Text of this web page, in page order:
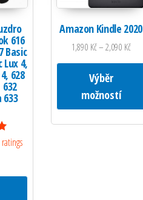
616
Basic
Lux 4,
628
633
Tento produkt má více variant.
Amazon Kindle 2020
1,890 Kč–2,090 Kč
Výběr
možností